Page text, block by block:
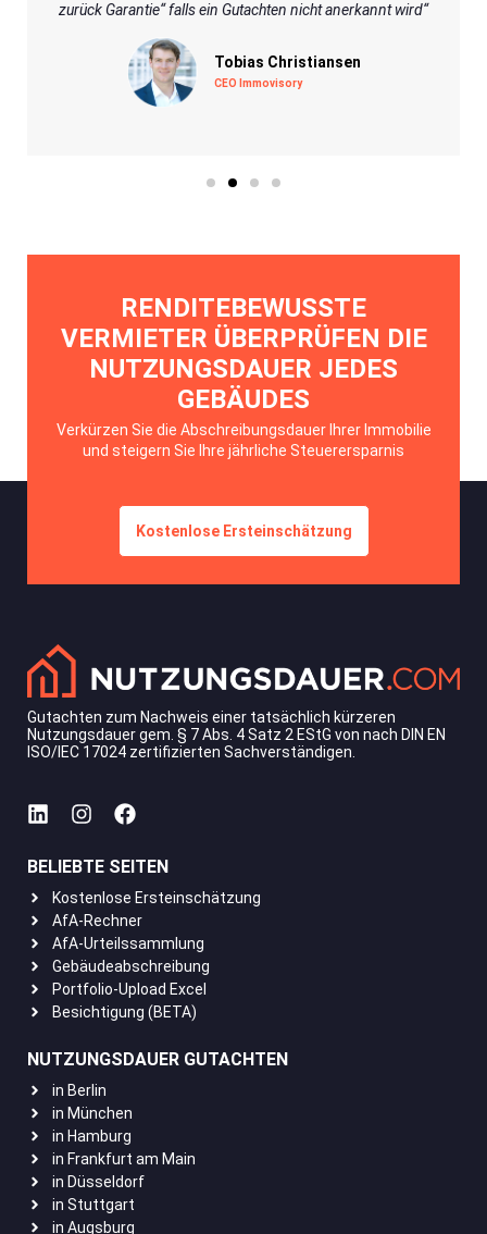
zurück Garantie“ falls ein Gutachten nicht anerkannt wird“
Tobias Christiansen
CEO Immovisory
RENDITEBEWUSSTE
VERMIETER ÜBERPRÜFEN DIE
NUTZUNGSDAUER JEDES
GEBÄUDES
Verkürzen Sie die Abschreibungsdauer Ihrer Immobilie
und steigern Sie Ihre jährliche Steuerersparnis
Kostenlose Ersteinschätzung
Gutachten zum Nachweis einer tatsächlich kürzeren
Nutzungsdauer gem. § 7 Abs. 4 Satz 2 EStG von nach DIN EN
ISO/IEC 17024 zertifizierten Sachverständigen.
BELIEBTE SEITEN
Kostenlose Ersteinschätzung
AfA-Rechner
AfA-Urteilssammlung
Gebäudeabschreibung
Portfolio-Upload Excel
Besichtigung (BETA)
NUTZUNGSDAUER GUTACHTEN
in Berlin
in München
in Hamburg
in Frankfurt am Main
in Düsseldorf
in Stuttgart
in Augsburg